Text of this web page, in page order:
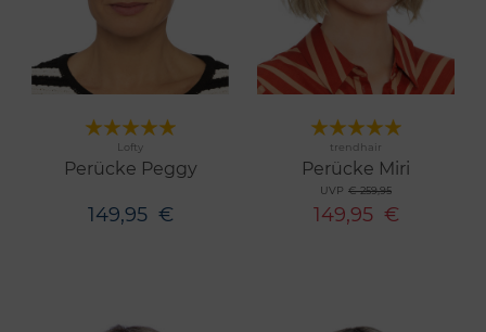
14 Farben Lofty
Perücke Peggy
149,95 €
4 Farben Merken
trendhair
Perücke Miri
UVP € 259,95
149,95 €